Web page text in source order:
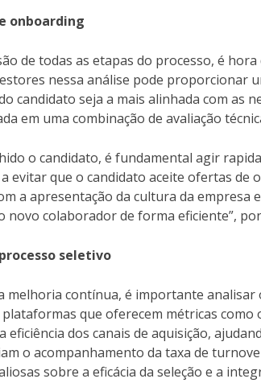
onboarding
de todas as etapas do processo, é
nessa análise pode proporcionar
candidato seja a mais alinhada com as
em uma combinação de avaliação
o candidato, é fundamental agir
evitar que o candidato aceite ofertas de
a apresentação da cultura da empresa
novo colaborador de forma eficiente”,
seletivo
melhoria contínua, é importante analisar
que oferecem métricas como
eficiência dos canais de aquisição,
o acompanhamento da taxa de
sobre a eficácia da seleção e a